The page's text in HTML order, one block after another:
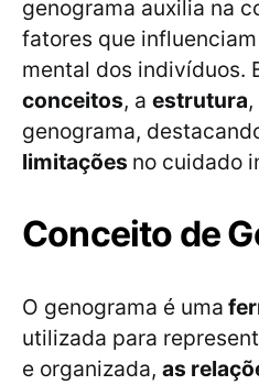
genograma auxilia na
fatores que
mental dos indivíduos.
conceitos, a estrutura
genograma,
limitações no cuidado
Conceito de
O genograma é uma
utilizada para
e organizada, as